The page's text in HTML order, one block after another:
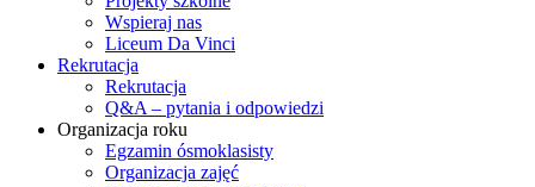
Wspieraj nas
Liceum Da Vinci
Rekrutacja
Rekrutacja
Q&A – pytania i odpowiedzi
Organizacja roku
Egzamin ósmoklasisty
Organizacja zajęć